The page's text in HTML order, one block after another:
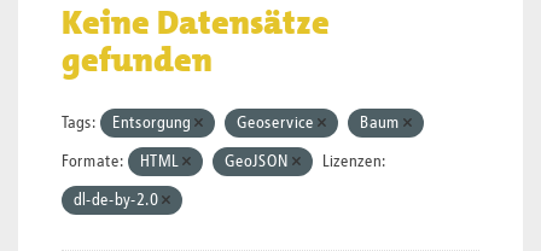
Keine Datensätze
gefunden
Tags: Entsorgung Geoservice Baum
Formate: HTML GeoJSON Lizenzen:
dl-de-by-2.0